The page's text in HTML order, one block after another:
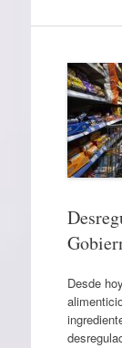
Desde